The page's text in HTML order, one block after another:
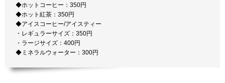
◆ホットコーヒー：350円
◆ホット紅茶：350円
◆アイスコーヒー/アイスティー
・レギュラーサイズ：350円
・ラージサイズ：400円
◆ミネラルウォーター：300円